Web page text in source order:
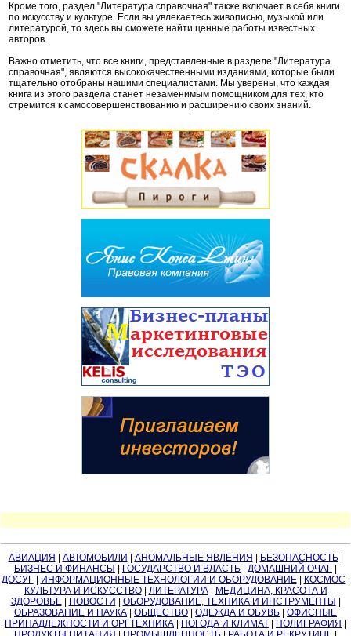
Кроме того, раздел "Литература справочная" также включает в себя книги
по искусству и культуре. Если вы увлекаетесь живописью, музыкой или
литературой, то здесь вы сможете найти ценные работы известных
авторов.
Важно отметить, что все книги, представленные в разделе "Литература
справочная", являются высококачественными изданиями, которые были
тщательно отобраны нашими специалистами. Мы уверены, что каждая
книга из этого раздела станет незаменимым помощником для тех, кто
стремится к самосовершенствованию и расширению своих знаний.
АВИАЦИЯ АВТОМОБИЛИ АНОМАЛЬНЫЕ ЯВЛЕНИЯ БЕЗОПАСНОСТЬ|
БИЗНЕС И ФИНАНСЫ
ГОСУДАРСТВО И ВЛАСТЬ ДОМАШНИЙ ОЧАГ
ДОСУГ| ИНФОРМАЦИОННЫЕ ТЕХНОЛОГИИ И ОБОРУДОВАНИЕ| КОСМОС
КУЛЬТУРА И ИСКУССТВО| ЛИТЕРАТУРА|
МЕДИЦИНА, КРАСОТА И
ЗДОРОВЬЕ| НОВОСТИ ОБОРУДОВАНИЕ, ТЕХНИКА И ИНСТРУМЕНТЫ
ОБРАЗОВАНИЕ И НАУКА
ОБЩЕСТВО ОДЕЖДА И ОБУВЬ
ОФИСНЫЕ
ПРИНАДЛЕЖНОСТИ И ОРГТЕХНИКА
ПОГОДА И КЛИМАТ ПОЛИГРАФИЯ